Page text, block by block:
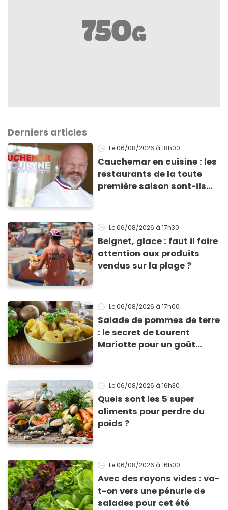
Derniers articles
Le 06/08/2026 à 18h00
Cauchemar en cuisine : les
restaurants de la toute
première saison sont-ils
Le 06/08/2026 à 17h30
Beignet, glace : faut il faire
attention aux produits
vendus sur la plage ?
Le 06/08/2026 à 17h00
Salade de pommes de terre
: le secret de Laurent
Mariotte pour un goût
Le 06/08/2026 à 16h30
Quels sont les 5 super
aliments pour perdre du
poids ?
Le 06/08/2026 à 16h00
Avec des rayons vides : va-
t-on vers une pénurie de
salades pour cet été